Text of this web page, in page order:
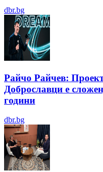
dbr.bg
Райчо Райчев:
Доброславци е
години
dbr.bg